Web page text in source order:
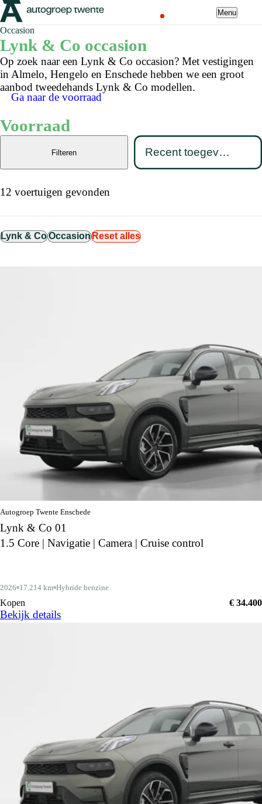
Menu
Occasion
Lynk & Co occasion
Op zoek naar een Lynk & Co occasion? Met vestigingen
in Almelo, Hengelo en Enschede hebben we een groot
aanbod tweedehands Lynk & Co modellen.
Voorraad
Ga naar de voorraad
12 voertuigen gevonden
Filteren
Lynk & CoOccasionReset alles
Autogroep Twente Enschede
Lynk & Co 01
1.5 Core | Navigatie | Camera | Cruise control
2026 17.214 km Hybride benzine
Kopen € 34.400
Bekijk details